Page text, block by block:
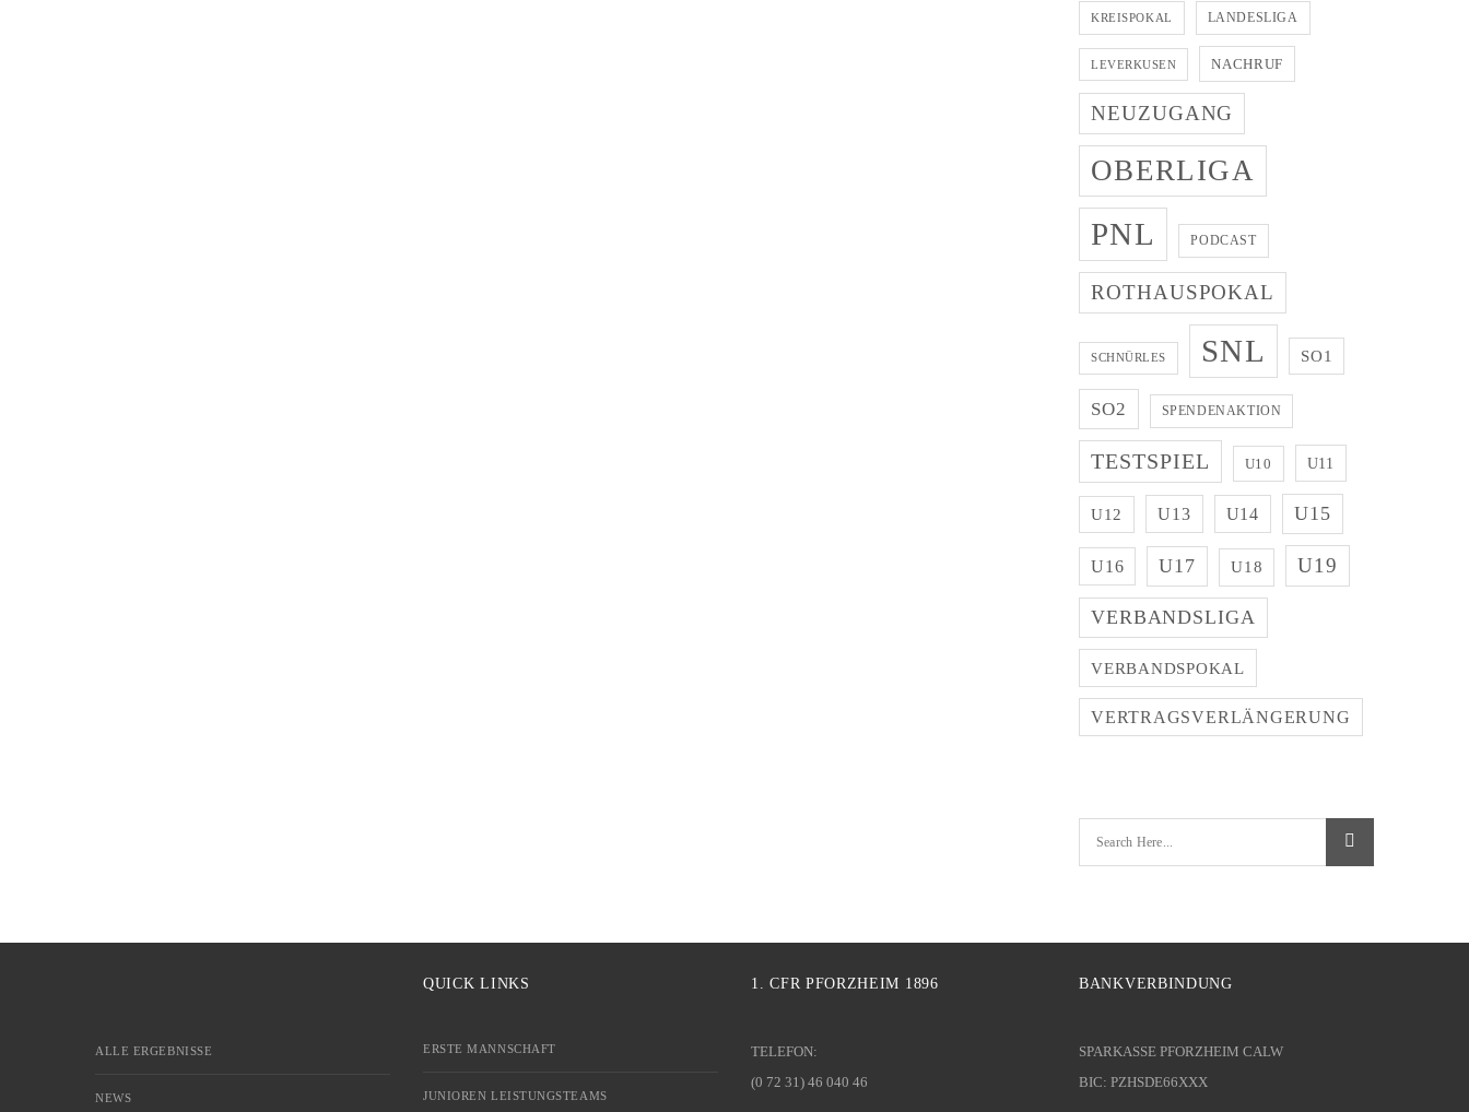
KREISPOKAL LANDESLIGA
LEVERKUSEN NACHRUF
NEUZUGANG
OBERLIGA
PNL PODCAST
ROTHAUSPOKAL
SCHNÜRLES SNL SO1
SO2 SPENDENAKTION
TESTSPIEL U10 U11
U12 U13 U14 U15
U16 U17 U18 U19
VERBANDSLIGA
VERBANDSPOKAL
VERTRAGSVERLÄNGERUNG
ALLE ERGEBNISSE
NEWS
QUICK LINKS
ERSTE MANNSCHAFT
JUNIOREN LEISTUNGSTEAMS
1. CFR PFORZHEIM 1896
TELEFON:
(0 72 31) 46 040 46
BANKVERBINDUNG
SPARKASSE PFORZHEIM CALW
BIC: PZHSDE66XXX